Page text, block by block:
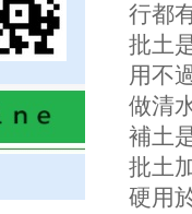
行都
批土
用不
做清
補土
批土
硬用